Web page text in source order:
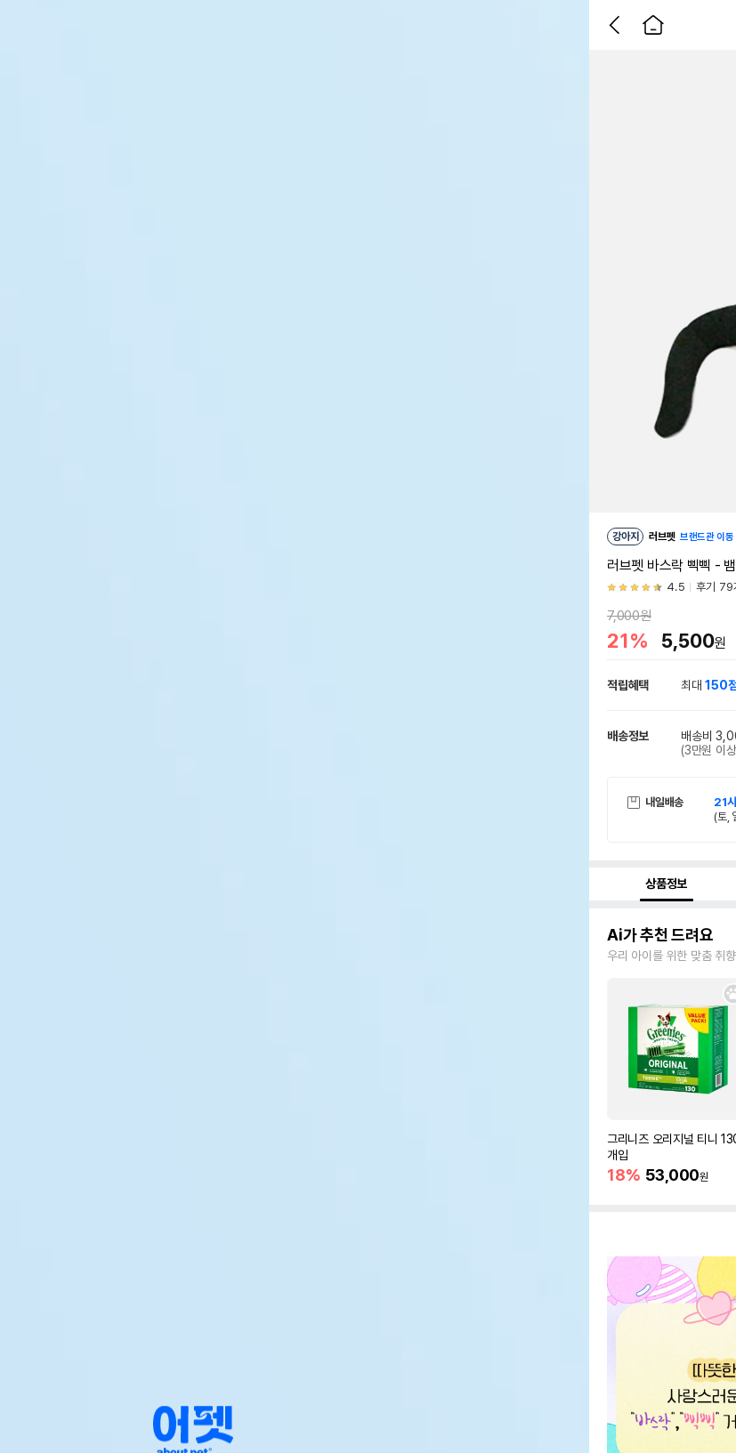
강아지 러브펫 브랜드관 이동
러브펫 바스락 삑삑 -
4.5 후기 79
7,000원
21% 5,500원
적립혜택 최대150
배송정보 배송비
(3만원 이
내일배송 21
(토,
상품정보
Ai가 추천 드려요
우리 아이를 위한 맞춤 취
그리니즈 오리지널 티니
개입
18% 53,000원